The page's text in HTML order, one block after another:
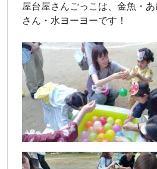
屋台屋さんごっこは、金魚・
さん・水ヨーヨーです！